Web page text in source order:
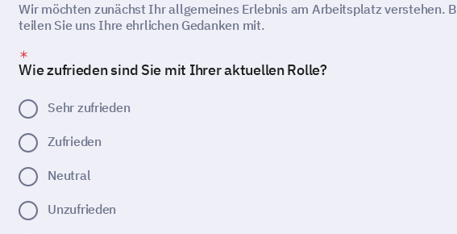
Wir möchten zunächst Ihr allgemeines Erlebnis am Arbeitsplatz verstehen.
teilen Sie uns Ihre ehrlichen Gedanken mit.
Wie zufrieden sind Sie mit Ihrer aktuellen Rolle?
Sehr zufrieden
Zufrieden
Neutral
Unzufrieden